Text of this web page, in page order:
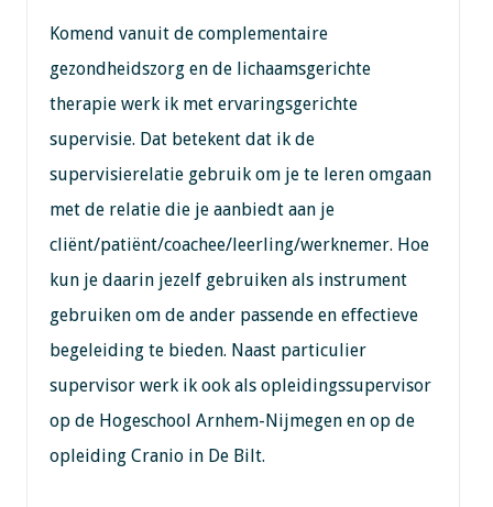
Komend vanuit de complementaire
gezondheidszorg en de lichaamsgerichte
therapie werk ik met ervaringsgerichte
supervisie. Dat betekent dat ik de
supervisierelatie gebruik om je te leren omgaan
met de relatie die je aanbiedt aan je
cliënt/patiënt/coachee/leerling/werknemer. Hoe
kun je daarin jezelf gebruiken als instrument
gebruiken om de ander passende en effectieve
begeleiding te bieden. Naast particulier
supervisor werk ik ook als opleidingssupervisor
op de Hogeschool Arnhem-Nijmegen en op de
opleiding Cranio in De Bilt.